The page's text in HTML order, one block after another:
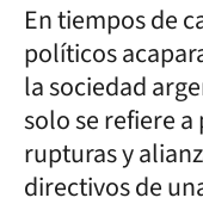
En tiempos de
políticos
la sociedad
solo se refiere
rupturas y
directivos de